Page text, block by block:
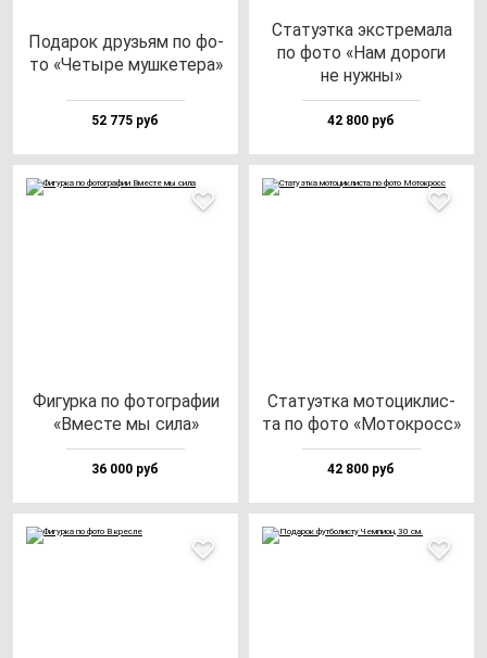
Пода­рок друзь­ям по фо­
то «Четы­ре муш­ке­те­ра»
52 775 руб
Ста­ту­эт­ка экс­тре­ма­ла
по фо­то «Нам до­ро­ги
не нуж­ны»
42 800 руб
Фигур­ка по фо­тог­ра­фии
«Вмес­те мы си­ла»
36 000 руб
Ста­ту­эт­ка мо­то­цик­лис­
та по фо­то «Моток­росс»
42 800 руб